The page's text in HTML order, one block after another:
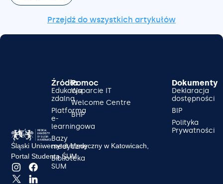
Przejdź do wszystkich artykułów
Śląski Uniwersytet Medyczny w Katowicach,
Portal Studenta ŚUM
Pomoc
Wsparcie IT
Welcome Centre
BHP
Źródła
Edukacja
zdalna
Platforma
e-
learningowa
Bazy
medyczne
Biblioteka
SUM
Dokumenty
Deklaracja
dostępności
BIP
Polityka
Prywatności